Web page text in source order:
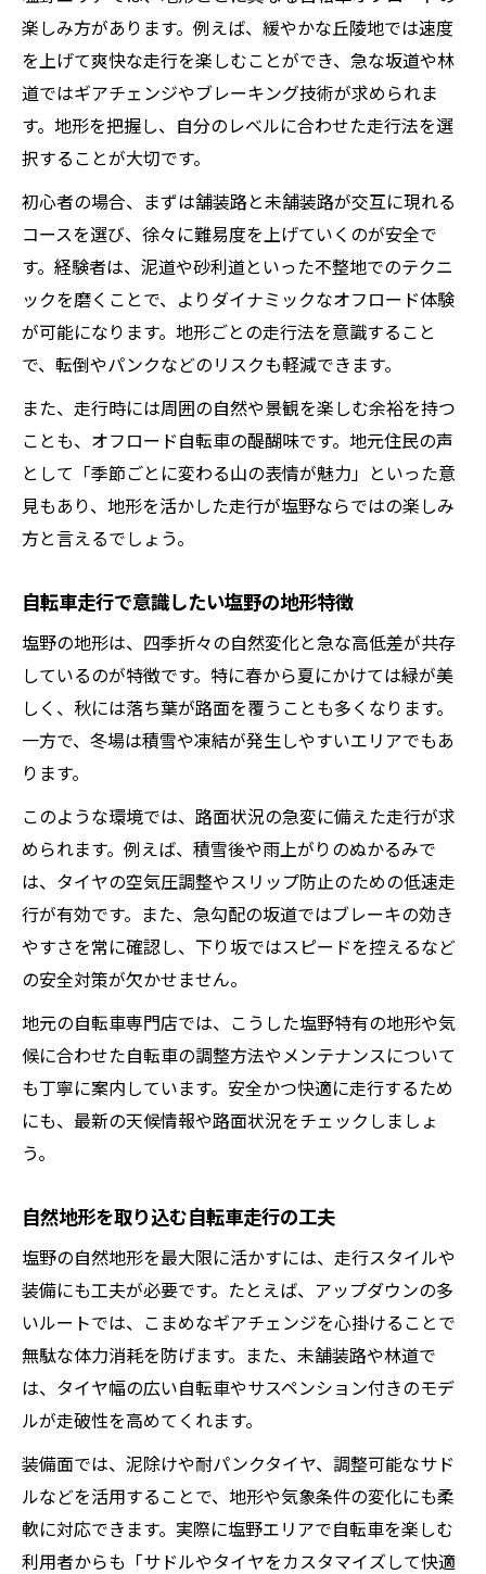
楽しみ方があります。例えば、緩やかな丘陵地では速度
を上げて爽快な走行を楽しむことができ、急な坂道や林
道ではギアチェンジやブレーキング技術が求められま
す。地形を把握し、自分のレベルに合わせた走行法を選
択することが大切です。
初心者の場合、まずは舗装路と未舗装路が交互に現れる
コースを選び、徐々に難易度を上げていくのが安全で
す。経験者は、泥道や砂利道といった不整地でのテクニ
ックを磨くことで、よりダイナミックなオフロード体験
が可能になります。地形ごとの走行法を意識すること
で、転倒やパンクなどのリスクも軽減できます。
また、走行時には周囲の自然や景観を楽しむ余裕を持つ
ことも、オフロード自転車の醍醐味です。地元住民の声
として「季節ごとに変わる山の表情が魅力」といった意
見もあり、地形を活かした走行が塩野ならではの楽しみ
方と言えるでしょう。
自転車走行で意識したい塩野の地形特徴
塩野の地形は、四季折々の自然変化と急な高低差が共存
しているのが特徴です。特に春から夏にかけては緑が美
しく、秋には落ち葉が路面を覆うことも多くなります。
一方で、冬場は積雪や凍結が発生しやすいエリアでもあ
ります。
このような環境では、路面状況の急変に備えた走行が求
められます。例えば、積雪後や雨上がりのぬかるみで
は、タイヤの空気圧調整やスリップ防止のための低速走
行が有効です。また、急勾配の坂道ではブレーキの効き
やすさを常に確認し、下り坂ではスピードを控えるなど
の安全対策が欠かせません。
地元の自転車専門店では、こうした塩野特有の地形や気
候に合わせた自転車の調整方法やメンテナンスについて
も丁寧に案内しています。安全かつ快適に走行するため
にも、最新の天候情報や路面状況をチェックしましょ
う。
自然地形を取り込む自転車走行の工夫
塩野の自然地形を最大限に活かすには、走行スタイルや
装備にも工夫が必要です。たとえば、アップダウンの多
いルートでは、こまめなギアチェンジを心掛けることで
無駄な体力消耗を防げます。また、未舗装路や林道で
は、タイヤ幅の広い自転車やサスペンション付きのモデ
ルが走破性を高めてくれます。
装備面では、泥除けや耐パンクタイヤ、調整可能なサド
ルなどを活用することで、地形や気象条件の変化にも柔
軟に対応できます。実際に塩野エリアで自転車を楽しむ
利用者からも「サドルやタイヤをカスタマイズして快適